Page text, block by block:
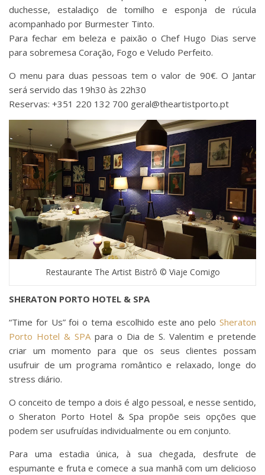
duchesse, estaladiço de tomilho e esponja de rúcula
acompanhado por Burmester Tinto.
Para fechar em beleza e paixão o Chef Hugo Dias serve
para sobremesa Coração, Fogo e Veludo Perfeito.
O menu para duas pessoas tem o valor de 90€. O Jantar
será servido das 19h30 às 22h30
Reservas: +351 220 132 700 geral@theartistporto.pt
Restaurante The Artist Bistrô © Viaje Comigo
SHERATON PORTO HOTEL & SPA
“Time for Us” foi o tema escolhido este ano pelo Sheraton
Porto Hotel & SPApara o Dia de S. Valentim e pretende
criar um momento para que os seus clientes possam
usufruir de um programa romântico e relaxado, longe do
stress diário.
O conceito de tempo a dois é algo pessoal, e nesse sentido,
o Sheraton Porto Hotel & Spa propõe seis opções que
podem ser usufruídas individualmente ou em conjunto.
Para uma estadia única, à sua chegada, desfrute de
espumante e fruta e comece a sua manhã com um delicioso